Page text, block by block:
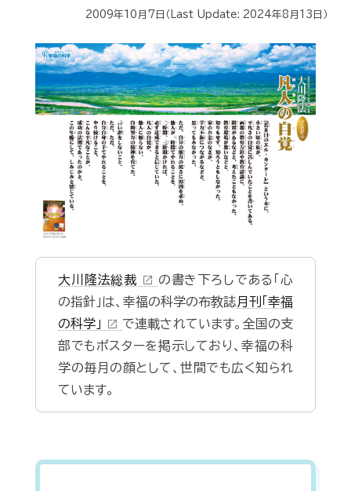
2009年10月7日 （Last Update: 2024年8月13日 ）
大川隆法総裁 open_in_new の書き下ろしである「心
の指針」は、幸福の科学の布教誌月刊「幸福
の科学」
open_in_new で連載されています。全国の支
部でもポスターを掲示しており、幸福の科
学の毎月の顔として、世間でも広く知られ
ています。